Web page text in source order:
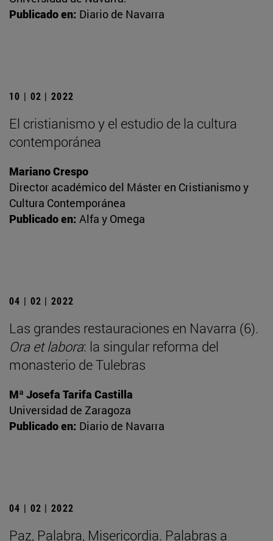
Publicado en: Diario de Navarra
10 | 02 | 2022
El cristianismo y el estudio de la cultura
contemporánea
Mariano Crespo
Director académico del Máster en Cristianismo y
Cultura Contemporánea
Publicado en: Alfa y Omega
04 | 02 | 2022
Las grandes restauraciones en Navarra (6).
Ora et labora: la singular reforma del
monasterio de Tulebras
Mª Josefa Tarifa Castilla
Universidad de Zaragoza
Publicado en: Diario de Navarra
04 | 02 | 2022
Paz, Palabra, Misericordia. Palabras a